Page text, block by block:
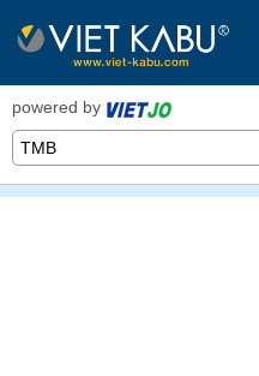
powered by